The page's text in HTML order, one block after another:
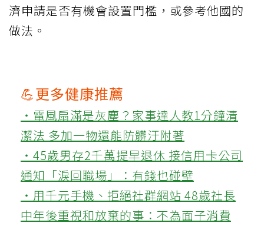
濟申請是否有機會設置門檻，或參考他國的
做法。
💪更多健康推薦
‧電風扇滿是灰塵？家事達人教1分鐘清
潔法 多加一物還能防髒汙附著
‧45歲男存2千萬提早退休 接信用卡公司
通知「淚回職場」：有錢也碰壁
‧用千元手機、拒絕社群網站 48歲社長
中年後重視和放棄的事：不為面子消費